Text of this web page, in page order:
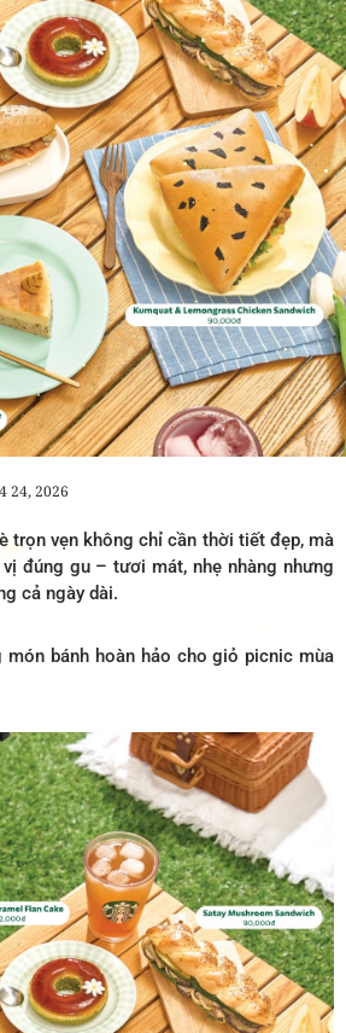
24, 2026
trọn vẹn không chỉ cần thời tiết đẹp, mà
đúng gu – tươi mát, nhẹ nhàng nhưng
cả ngày dài.
món bánh hoàn hảo cho giỏ picnic mùa